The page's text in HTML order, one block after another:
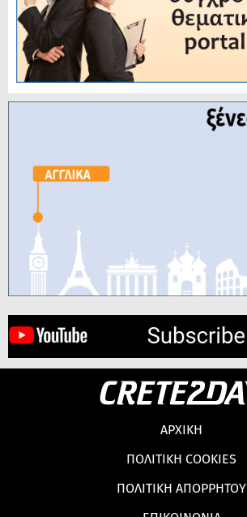
ΑΡΧΙΚΗ
ΠΟΛΙΤΙΚΗ COOKIES
ΠΟΛΙΤΙΚΗ ΑΠΟΡΡΗΤΟΥ